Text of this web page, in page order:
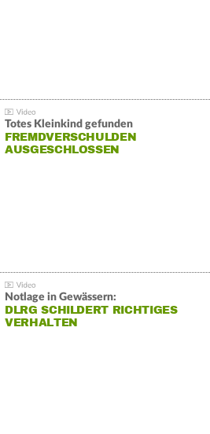
Totes Kleinkind gefunden
FREMDVERSCHULDEN
AUSGESCHLOSSEN
Notlage in Gewässern:
DLRG SCHILDERT RICHTIGES
VERHALTEN